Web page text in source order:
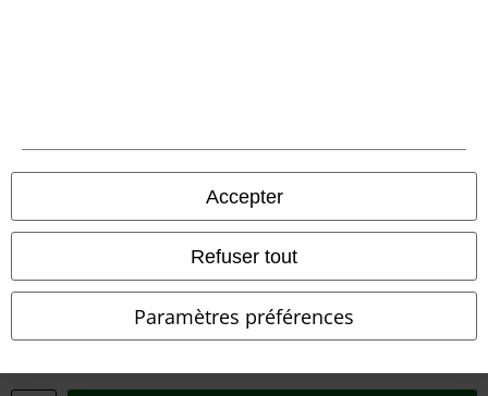
Accepter
Refuser tout
Paramètres préférences
Boutiques en ligne EMP
EMP France